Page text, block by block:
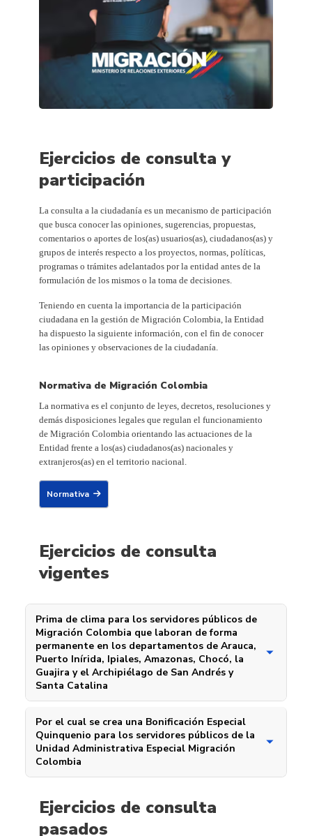
Ejercicios de consulta y
participación
La consulta a la ciudadanía es un mecanismo de participación
que busca conocer las opiniones, sugerencias, propuestas,
comentarios o aportes de los(as) usuarios(as), ciudadanos(as) y
grupos de interés respecto a los proyectos, normas, políticas,
programas o trámites adelantados por la entidad antes de la
formulación de los mismos o la toma de decisiones.
Teniendo en cuenta la importancia de la participación
ciudadana en la gestión de Migración Colombia, la Entidad
ha dispuesto la siguiente información, con el fin de conocer
las opiniones y observaciones de la ciudadanía.
Normativa de Migración Colombia
La normativa es el conjunto de leyes, decretos, resoluciones y
demás disposiciones legales que regulan el funcionamiento
de Migración Colombia orientando las actuaciones de la
Entidad frente a los(as) ciudadanos(as) nacionales y
extranjeros(as) en el territorio nacional.
Normativa
Ejercicios de consulta
vigentes
Prima de clima para los servidores públicos de
Migración Colombia que laboran de forma
permanente en los departamentos de Arauca,
Puerto Inírida, Ipiales, Amazonas, Chocó, la
Guajira y el Archipiélago de San Andrés y
Santa Catalina
Por el cual se crea una Bonificación Especial
Quinquenio para los servidores públicos de la
Unidad Administrativa Especial Migración
Colombia
Ejercicios de consulta
pasados